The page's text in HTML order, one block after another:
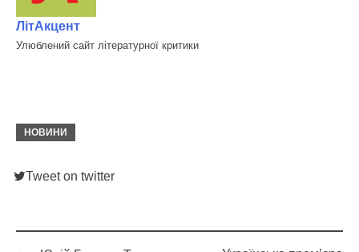
ЛітАкцент
Улюблений сайт літературної критики
НОВИНИ
Tweet on twitter